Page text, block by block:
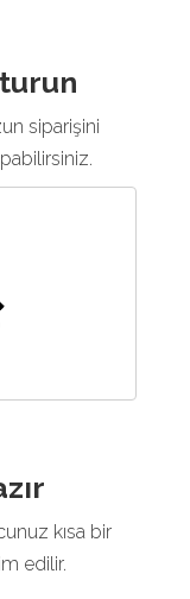
siparişini
kısa bir
edilir.